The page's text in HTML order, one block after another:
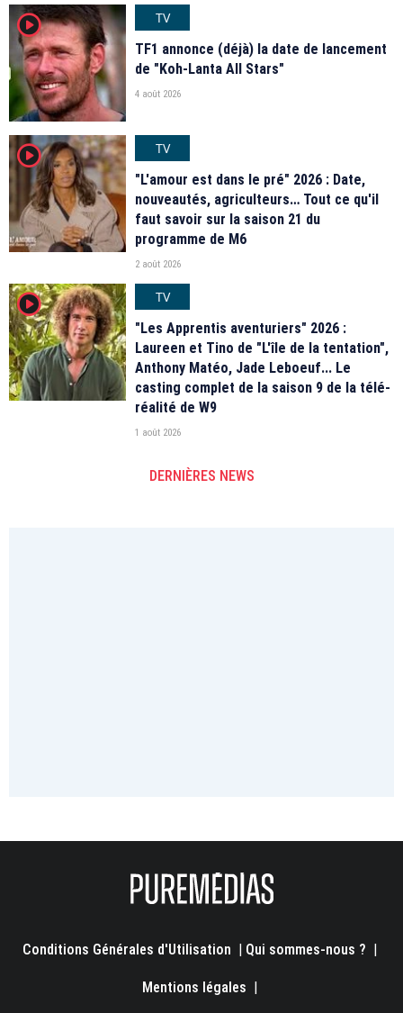
player2
TV
TF1 annonce (déjà) la date de lancement
de "Koh-Lanta All Stars"
4 août 2026
player2
TV
"L'amour est dans le pré" 2026 : Date,
nouveautés, agriculteurs… Tout ce qu'il
faut savoir sur la saison 21 du
programme de M6
2 août 2026
player2
TV
"Les Apprentis aventuriers" 2026 :
Laureen et Tino de "L'île de la tentation",
Anthony Matéo, Jade Leboeuf... Le
casting complet de la saison 9 de la télé-
réalité de W9
1 août 2026
DERNIÈRES NEWS
Conditions Générales d'Utilisation | Qui sommes-nous ? |
Mentions légales |